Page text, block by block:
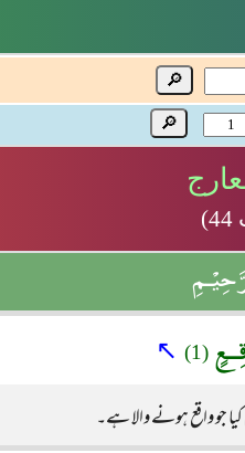
🔎
🔎
(1)
↖
واقع ہونے والا ہے۔